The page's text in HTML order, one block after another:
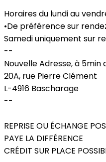
Horaires du lundi au
•De préférence sur
Samedi uniquement sur
--
Nouvelle Adresse, à 5min
20A, rue Pierre Clément
L-4916 Bascharage
--
REPRISE OU ÉCHANGE
PAYE LA DIFFÉRENCE
CRÉDIT SUR PLACE